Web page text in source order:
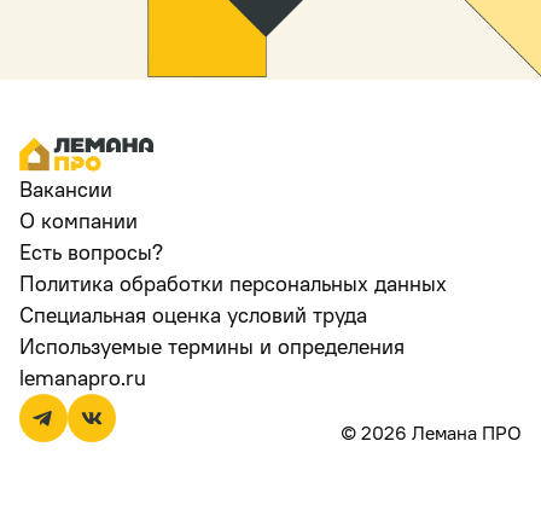
Вакансии
О компании
Есть вопросы?
Политика обработки персональных данных
Специальная оценка условий труда
Используемые термины и определения
lemanapro.ru
© 2026 Лемана ПРО